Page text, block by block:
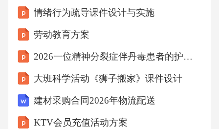
培训、线下培训、视频教程等多种方式，满足
查等方式，对培训效果进行评估，确保用户能
够熟练使用系统。06效果评估与持续优化KPI达
成度评估模型关键指标设定根据方案设计目
标，确定关键绩效指标，如转化率、用户活跃
度、收入等。01数据收集与分析建立数据收集
与分析体系，对关键指标进行实时监测，定期
情绪行为疏导课件设计与实施
劳动教育方案
2026一位精神分裂症伴丹毒患者的护理查房解读
大班科学活动《狮子搬家》课件设计
建材采购合同2026年物流配送
KTV会员充值活动方案